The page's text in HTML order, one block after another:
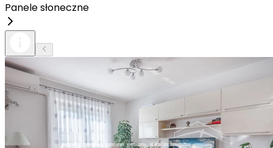
Panele słoneczne